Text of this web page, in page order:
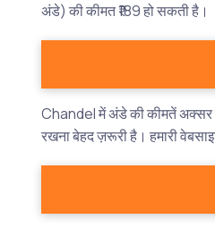
अंडे) की कीमत ₹189 हो सकती है।
Chandel में अंडे की कीमतें अक्सर
रखना बेहद ज़रूरी है। हमारी